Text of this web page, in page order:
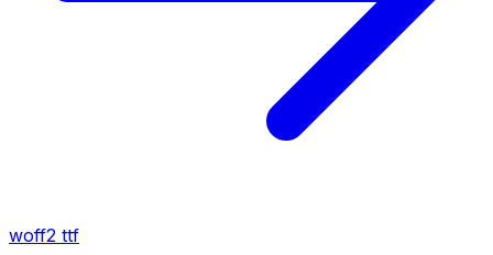
woff2 ttf